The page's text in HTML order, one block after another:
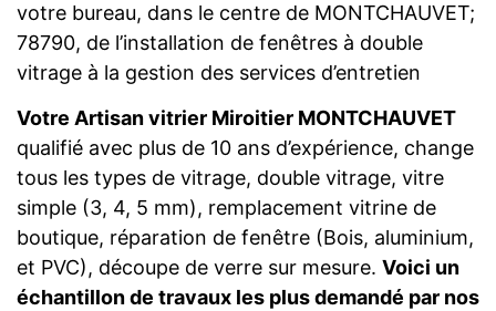
votre bureau, dans le centre de MONTCHAUVET;
78790, de l’installation de fenêtres à double
vitrage à la gestion des services d’entretien
Votre Artisan vitrier Miroitier MONTCHAUVET
qualifié avec plus de 10 ans d’expérience, change
tous les types de vitrage, double vitrage, vitre
simple (3, 4, 5 mm), remplacement vitrine de
boutique, réparation de fenêtre (Bois, aluminium,
et PVC), découpe de verre sur mesure. Voici un
échantillon de travaux les plus demandé par nos